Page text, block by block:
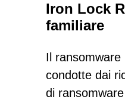
Iron Lock
familiare
Il
condotte dai
di